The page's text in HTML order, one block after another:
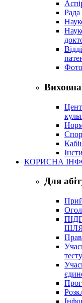
КОРИСНА
Для
тесту